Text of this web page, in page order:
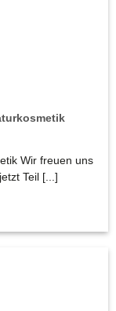
Wir freuen uns
Teil [...]